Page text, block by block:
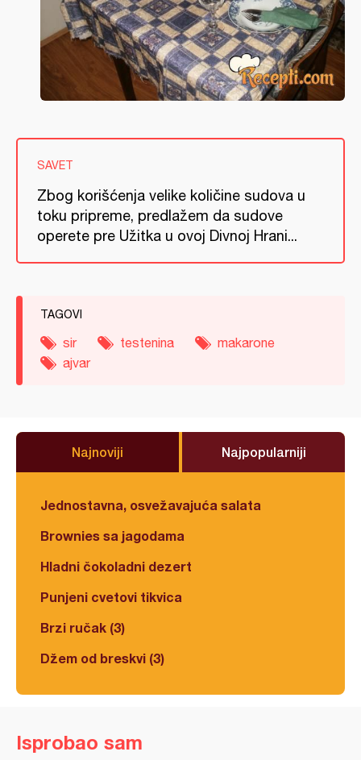
SAVET
Zbog korišćenja velike količine sudova u
toku pripreme, predlažem da sudove
operete pre Užitka u ovoj Divnoj Hrani...
TAGOVI
sir testenina
makarone
ajvar
Najnoviji Najpopularniji
Jednostavna, osvežavajuća salata
Brownies sa jagodama
Hladni čokoladni dezert
Punjeni cvetovi tikvica
Brzi ručak (3)
Džem od breskvi (3)
Isprobao sam